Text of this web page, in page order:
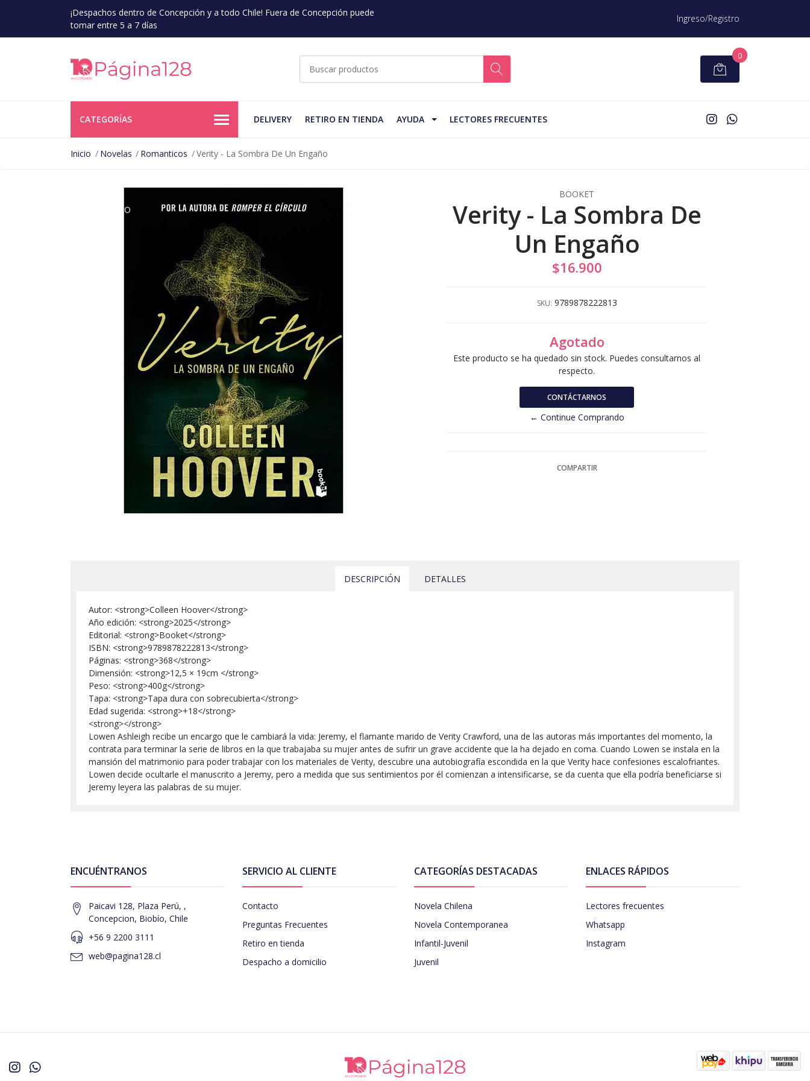
¡Despachos dentro de Concepción y a todo Chile! Fuera de Concepción puede
tomar entre 5 a 7 días
Ingreso/Registro
0
CATEGORÍAS DELIVERY RETIRO EN TIENDA AYUDA LECTORES FRECUENTES
Inicio Novelas Romanticos Verity - La Sombra De Un Engaño
AGOTADO
BOOKET
Verity - La Sombra De
Un Engaño
$16.900
SKU: 9789878222813
Agotado
Este producto se ha quedado sin stock. Puedes consultarnos al
respecto.
CONTÁCTARNOS
← Continue Comprando
COMPARTIR
DESCRIPCIÓN DETALLES
Autor: <strong>Colleen Hoover</strong>
Año edición: <strong>2025</strong>
Editorial: <strong>Booket</strong>
ISBN: <strong>9789878222813</strong>
Páginas: <strong>368</strong>
Dimensión: <strong>12,5 × 19cm </strong>
Peso: <strong>400g</strong>
Tapa: <strong>Tapa dura con sobrecubierta</strong>
Edad sugerida: <strong>+18</strong>
<strong></strong>
Lowen Ashleigh recibe un encargo que le cambiará la vida: Jeremy, el flamante marido de Verity Crawford, una de las autoras más importantes del momento, la
contrata para terminar la serie de libros en la que trabajaba su mujer antes de sufrir un grave accidente que la ha dejado en coma. Cuando Lowen se instala en la
mansión del matrimonio para poder trabajar con los materiales de Verity, descubre una autobiografía escondida en la que Verity hace confesiones escalofriantes.
Lowen decide ocultarle el manuscrito a Jeremy, pero a medida que sus sentimientos por él comienzan a intensificarse, se da cuenta que ella podría beneficiarse si
Jeremy leyera las palabras de su mujer.
ENCUÉNTRANOS
Paicavi 128, Plaza Perú, ,
Concepcion, Biobío, Chile
+56 9 2200 3111
web@pagina128.cl
SERVICIO AL CLIENTE
Contacto
Preguntas Frecuentes
Retiro en tienda
Despacho a domicilio
CATEGORÍAS DESTACADAS
Novela Chilena
Novela Contemporanea
Infantil-Juvenil
Juvenil
ENLACES RÁPIDOS
Lectores frecuentes
Whatsapp
Instagram